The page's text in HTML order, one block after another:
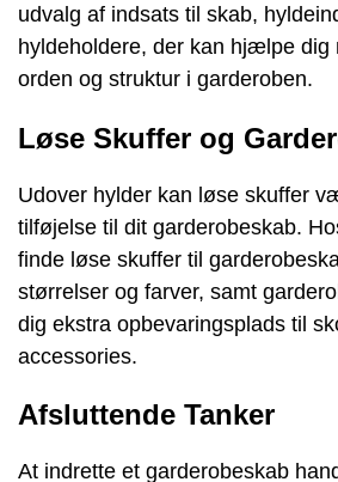
udvalg af indsats til skab,
hyldeholdere, der kan hjælpe dig
orden og struktur i garderoben.
Løse Skuffer og
Udover hylder kan løse skuffer
tilføjelse til dit garderobeskab.
finde løse skuffer til
størrelser og farver, samt
dig ekstra opbevaringsplads til
accessories.
Afsluttende Tanker
At indrette et garderobeskab